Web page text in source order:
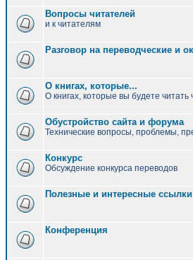
Вопросы читателей
и к читателям
Разговор на переводческие и
О книгах, которые...
О книгах, которые вы будете читать
Обустройство сайта и форума
Технические вопросы, проблемы,
Конкурс
Обсуждение конкурса переводов
Полезные и интересные ссылки
Конференция